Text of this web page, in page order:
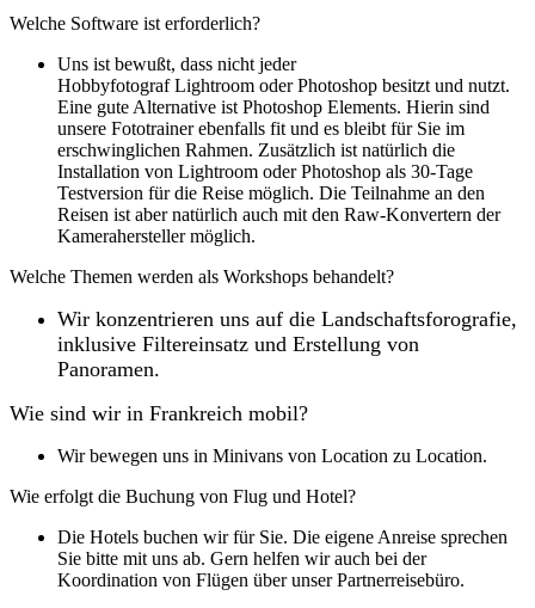
Welche Software ist erforderlich?
Uns ist bewußt, dass nicht jeder
Hobbyfotograf Lightroom oder Photoshop besitzt und nutzt.
Eine gute Alternative ist Photoshop Elements. Hierin sind
unsere Fototrainer ebenfalls fit und es bleibt für Sie im
erschwinglichen Rahmen. Zusätzlich ist natürlich die
Installation von Lightroom oder Photoshop als 30-Tage
Testversion für die Reise möglich. Die Teilnahme an den
Reisen ist aber natürlich auch mit den Raw-Konvertern der
Kamerahersteller möglich.
Welche Themen werden als Workshops behandelt?
Wir konzentrieren uns auf die Landschaftsforografie,
inklusive Filtereinsatz und Erstellung von
Panoramen.
Wie sind wir in Frankreich mobil?
Wir bewegen uns in Minivans von Location zu Location.
Wie erfolgt die Buchung von Flug und Hotel?
Die Hotels buchen wir für Sie. Die eigene Anreise sprechen
Sie bitte mit uns ab. Gern helfen wir auch bei der
Koordination von Flügen über unser Partnerreisebüro.